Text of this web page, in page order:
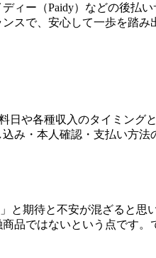
ィー（Paidy）などの後払
スで、安心して一歩を踏み
や各種収入のタイミング
み・本人確認・支払い方
と期待と不安が混ざると思
品ではないという点です